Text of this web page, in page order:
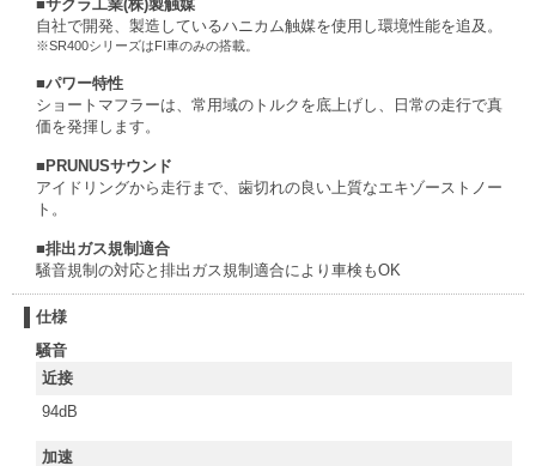
■サクラ工業(株)製触媒
自社で開発、製造しているハニカム触媒を使用し環境性能を追及。
※SR400シリーズはFI車のみの搭載。
■パワー特性
ショートマフラーは、常用域のトルクを底上げし、日常の走行で真
価を発揮します。
■PRUNUSサウンド
アイドリングから走行まで、歯切れの良い上質なエキゾーストノー
ト。
■排出ガス規制適合
騒音規制の対応と排出ガス規制適合により車検もOK
仕様
騒音
近接
94dB
加速